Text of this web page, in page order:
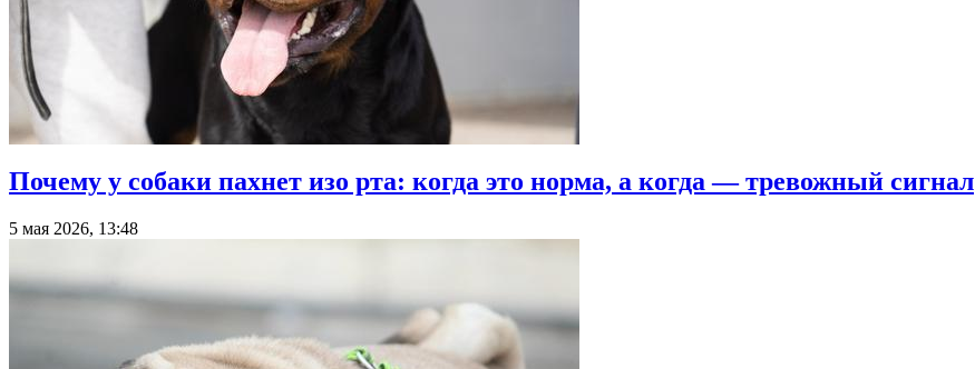
Почему у собаки пахнет изо рта: когда это норма, а когда — тревожный сигнал
5 мая 2026, 13:48